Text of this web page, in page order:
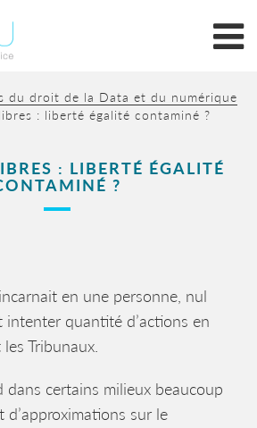
du droit de la Data et du numérique
: liberté égalité contaminé ?
: LIBERTÉ ÉGALITÉ
?
en une personne, nul
intenter quantité d’actions en
Tribunaux.
certains milieux beaucoup
sur le